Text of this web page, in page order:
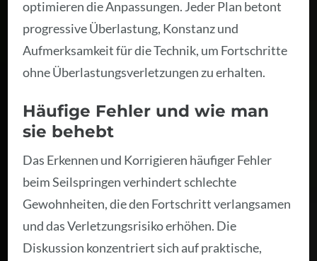
optimieren die Anpassungen. Jeder Plan betont
progressive Überlastung, Konstanz und
Aufmerksamkeit für die Technik, um Fortschritte
ohne Überlastungsverletzungen zu erhalten.
Häufige Fehler und wie man
sie behebt
Das Erkennen und Korrigieren häufiger Fehler
beim Seilspringen verhindert schlechte
Gewohnheiten, die den Fortschritt verlangsamen
und das Verletzungsrisiko erhöhen. Die
Diskussion konzentriert sich auf praktische,